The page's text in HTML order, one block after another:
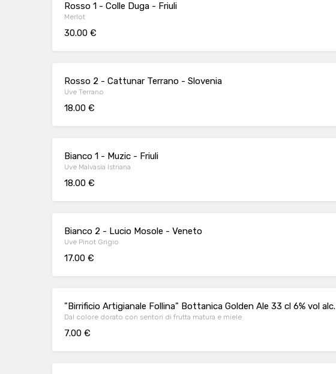
Rosso 1 - Colle Duga - Friuli
Merlot
30.00 €
Rosso 2 - Cattunar Terrano - Slovenia
Uve Terrano
18.00 €
Bianco 1 - Muzic - Friuli
Uve Malvasia Istriana
18.00 €
Bianco 2 - Lucio Mosole - Veneto
Uve Pinot Grigio
17.00 €
"Birrificio Artigianale Follina" Bottanica Golden Ale 33 cl 6% vol alc.
Dal colore dorato con sentori di frutta matura e miele
7.00 €